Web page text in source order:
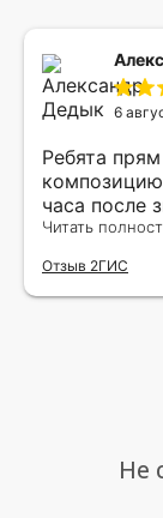
6
Ребята
часа после
доставлены
рада.
Читать
Отзыв 2ГИС
Не